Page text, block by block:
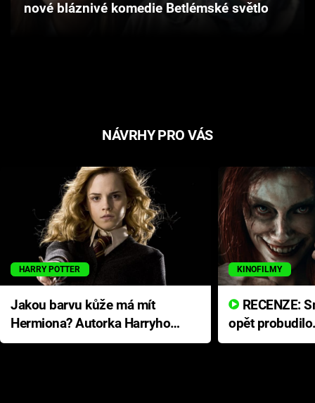
Pořady
nové bláznivé komedie Betlémské světlo
NÁVRHY PRO VÁS
HARRY POTTER
Jakou barvu kůže má mít
Hermiona? Autorka Harryho
Pottera přišla s ráznou
KINOFILMY
opět
přichází s